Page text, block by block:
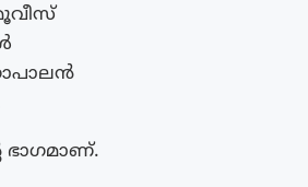
ഭാഗമാണ്.